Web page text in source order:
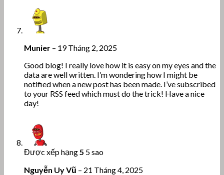
Munier – 19 Tháng 2, 2025
Good blog! I really love how it is easy on my eyes and the
data are well written. I’m wondering how I might be
notified when a new post has been made. I’ve subscribed
to your RSS feed which must do the trick! Have a nice
day!
Được xếp hạng 5 5 sao
Nguyễn Uy Vũ – 21 Tháng 4, 2025